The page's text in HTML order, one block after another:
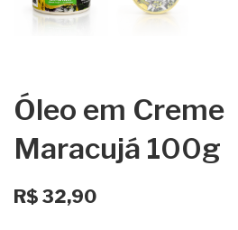
Óleo em Creme
Maracujá 100g
R$ 32,90